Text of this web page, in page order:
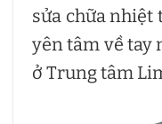
sửa chữa nhiệt
yên tâm về tay
ở Trung tâm